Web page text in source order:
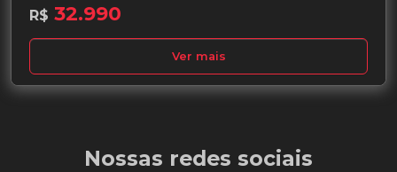
R$ 32.990
Ver mais
Nossas redes sociais